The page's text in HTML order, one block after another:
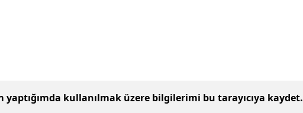
yaptığımda kullanılmak üzere bilgilerimi bu tarayıcıya kaydet.